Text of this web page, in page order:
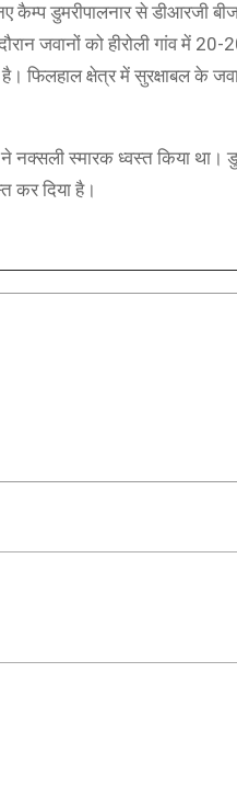
कैम्प डुमरीपालनार से डीआरजी
जवानों को हीरोली गांव में
फिलहाल क्षेत्र में सुरक्षाबल के
नक्सली स्मारक ध्वस्त किया था।
कर दिया है।